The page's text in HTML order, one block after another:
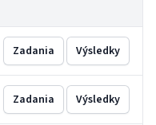
Zadania Výsledky
Zadania Výsledky